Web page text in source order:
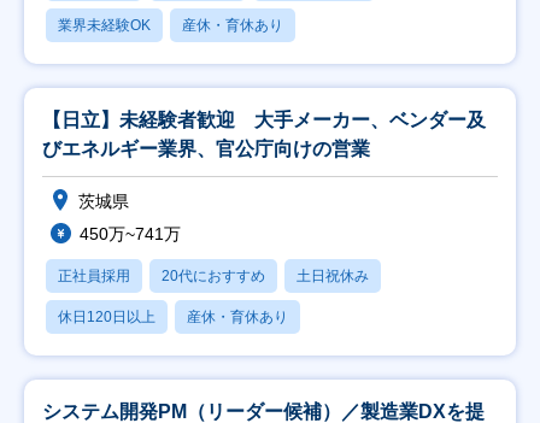
業界未経験OK 産休・育休あり
【日立】未経験者歓迎 大手メーカー、ベンダー及
びエネルギー業界、官公庁向けの営業
茨城県
450万~741万
正社員採用 20代におすすめ 土日祝休み
休日120日以上 産休・育休あり
システム開発PM（リーダー候補）／製造業DXを提